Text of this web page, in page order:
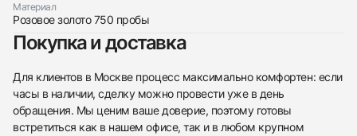
Материал
Розовое золото 750 пробы
Покупка и доставка
Для клиентов в Москве процесс максимально комфортен: если
часы в наличии, сделку можно провести уже в день
обращения. Мы ценим ваше доверие, поэтому готовы
встретиться как в нашем офисе, так и в любом крупном
$8,700
Приложите фото ваших часов…